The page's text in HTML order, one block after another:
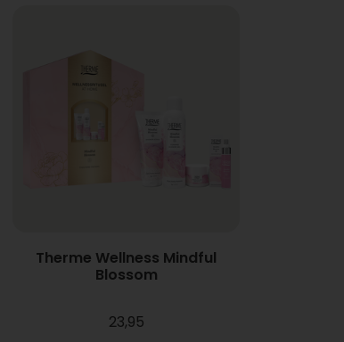
Therme Wellness Mindful
Blossom
23,95